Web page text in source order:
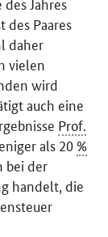
des Paares
daher
vielen
wird
auch eine
Prof.
als 20 %
bei der
handelt, die